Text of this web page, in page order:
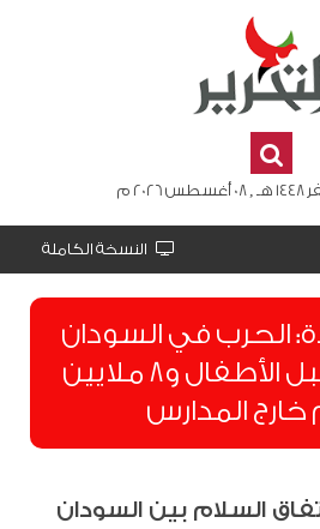
النسخة الكاملة
الحرب في السودان
سلبت مستقبل الأطفال و8 ملايين
المدارس
السلام بين السودان